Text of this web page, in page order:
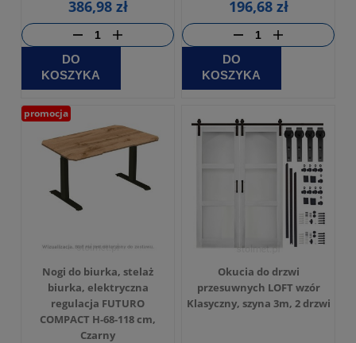
386,98 zł
DO
KOSZYKA
196,68 zł
DO
KOSZYKA
Nogi do biurka, stelaż
biurka, elektryczna
regulacja FUTURO
COMPACT H-68-118 cm,
Czarny
promocja
Okucia do drzwi
przesuwnych LOFT wzór
Klasyczny, szyna 3m, 2 drzwi